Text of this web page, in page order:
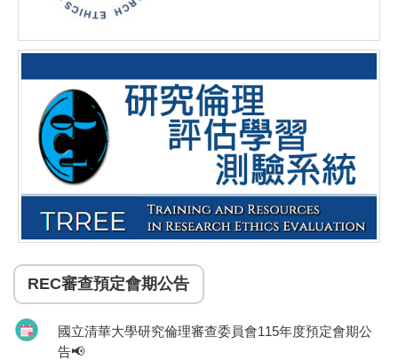
REC審查預定會期公告
國立清華大學研究倫理審查委員會115年度預定會期公
告📢